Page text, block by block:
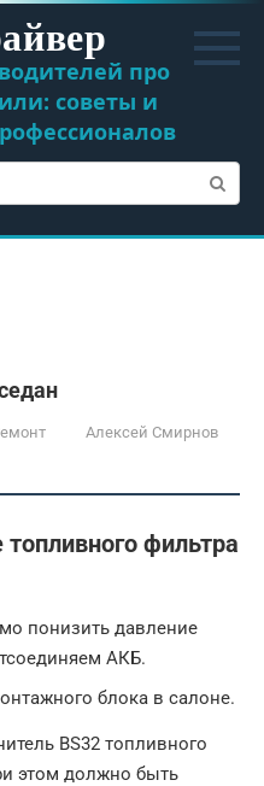
про
советы и
Алексей Смирнов
фильтра
понизить давление
АКБ.
блока в салоне.
BS32 топливного
этом должно быть